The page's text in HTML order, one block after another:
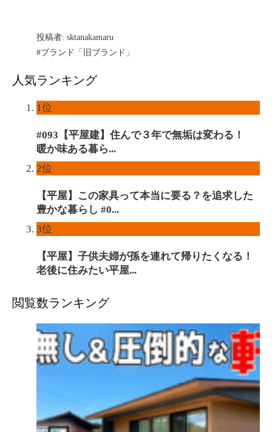
投稿者: sktanakamaru
#ブランド「旧ブランド」
人気ランキング
1位
#093【平屋建】住んで３年で無垢は変わる！
暖か味ある暮ら...
2位
【平屋】この家具って本当に要る？を追求した
豊かな暮らし #0...
3位
【平屋】子供夫婦が孫を連れて帰りたくなる！
老後に住みたい平屋...
閲覧数ランキング